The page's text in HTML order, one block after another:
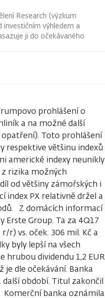
Research (výzkum
investičním výhledem a
ji do očekávaného
prohlášení o
a na možné další
Toto prohlášení
respektive většinu indexů
americké indexy neunikly
rizika možných
od většiny zámořských i
index PX relativně držel a
Z domácích informací
Erste Group. Ta za 4Q17
r) vs. oček. 306 mil. Kč a
byly lepší na všech
hrubou dividendu 1,2 EUR
je dle očekávání. Banka
období. Titul zakončil
Komerční banka oznámila